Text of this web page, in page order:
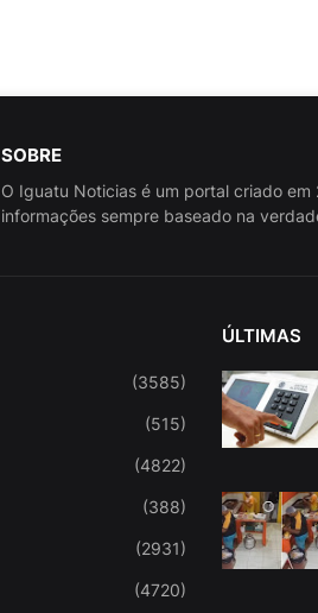
SOBRE
O Iguatu Noticias é um portal criado
informações sempre baseado na
(3585)
(515)
(4822)
(388)
(2931)
(4720)
ÚLTIMAS